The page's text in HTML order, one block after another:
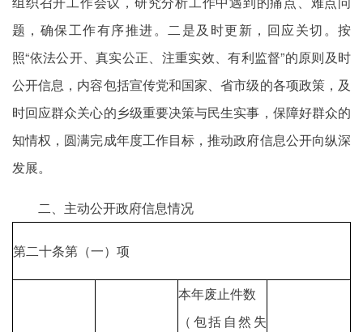
题，确保工作有序推进。二是及时更新，回应关切。按
照“依法公开、真实公正、注重实效、有利监督”的原则及时
公开信息，内容包括宣传党和国家、省市级的各项政策，及
时回应群众关心的乡级重要决策与民生实事，保障好群众的
知情权，圆满完成年度工作目标，推动政府信息公开向纵深
发展。
二、主动公开政府信息情况
第二十条第（一）项
本年废止件数
（包括自然失